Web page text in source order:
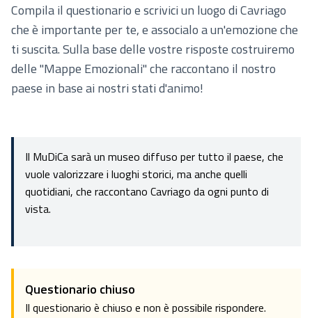
Compila il questionario e scrivici un luogo di Cavriago
che è importante per te, e associalo a un'emozione che
ti suscita. Sulla base delle vostre risposte costruiremo
delle "Mappe Emozionali" che raccontano il nostro
paese in base ai nostri stati d'animo!
Il MuDiCa sarà un museo diffuso per tutto il paese, che
vuole valorizzare i luoghi storici, ma anche quelli
quotidiani, che raccontano Cavriago da ogni punto di
vista.
Questionario chiuso
Il questionario è chiuso e non è possibile rispondere.